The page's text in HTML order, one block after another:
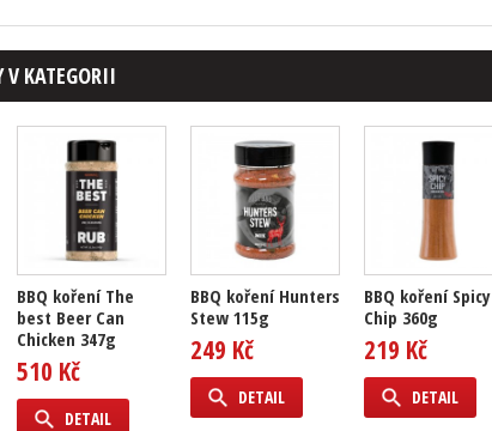
V KATEGORII
BBQ koření The
best Beer Can
Chicken 347g
510 Kč
DETAIL
BBQ koření Hunters
Stew 115g
249 Kč
DETAIL
BBQ koření Spicy
Chip 360g
219 Kč
DETAIL